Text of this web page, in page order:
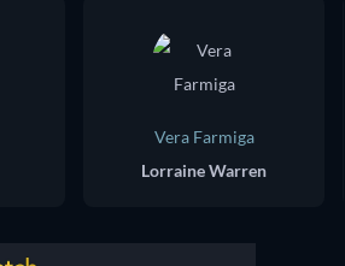
Vera Farmiga
Lorraine Warren